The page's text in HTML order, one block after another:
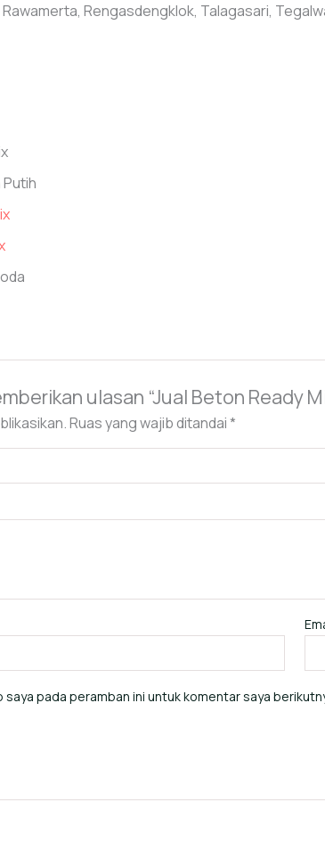
Rengasdengklok, Talagasari,
ulasan “Jual Beton Ready
Ruas yang wajib ditandai*
saya pada peramban ini untuk komentar saya